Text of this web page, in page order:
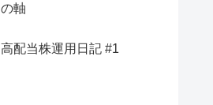
の軸
高配当株運用日記 #1